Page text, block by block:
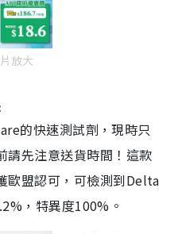
放大
的快速測試劑，現時只
請先注意送貨時間！這款
歐盟認可，可檢測到Delta
，特異度100%。